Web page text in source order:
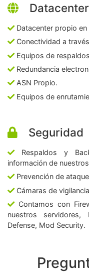
Datacenter
Datacenter propio en
Conectividad a
Equipos de
Redundancia
ASN Propio.
Equipos de
Seguridad
Respaldos y
información de
Prevención de
Cámaras de
Contamos con
nuestros servidores,
Defense, Mod Security.